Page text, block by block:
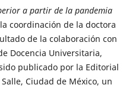
a partir de la pandemia
coordinación de la doctora
de la colaboración con
Docencia Universitaria,
publicado por la Editorial
Ciudad de México, un